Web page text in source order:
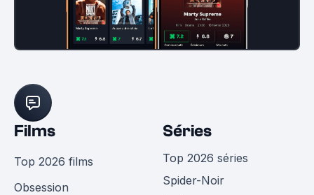
Films
Top 2026 films
Obsession
Séries
Top 2026 séries
Spider-Noir